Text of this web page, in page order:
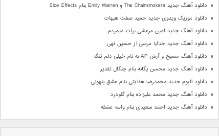
دانلود آهنگ جدید The Chainsmokers و Emily Warren بنام Side Effects
دانلود موزیک ویدوی جدید حمید صفت هیهات
دانلود آهنگ جدید امین مرعشی برات میمردم
دانلود آهنگ جدید خدایا مرسی از حسین تهی
دانلود آهنگ مسیح و آرش AP به نام خیلی دلم تنگه
دانلود آهنگ جدید محسن یگانه بنام چنگال تقدیر
دانلود آلبوم جدید محمدرضا هدایتی بنام عشق پنهونی
دانلود آهنگ جدید محمد علیزاده بنام گلودرد
دانلود آهنگ جدید احمد سعیدی بنام واسه عشقه